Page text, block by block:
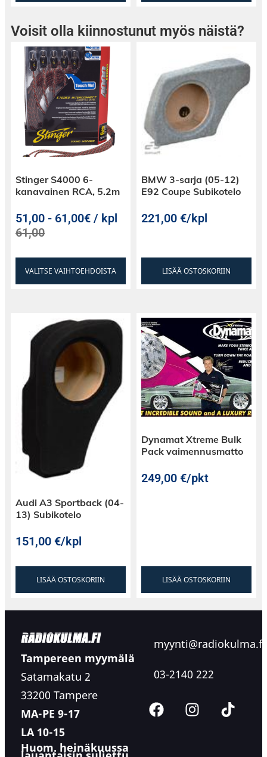
Voisit olla kiinnostunut myös näistä?
Stinger S4000 6-
kanavainen RCA, 5.2m
51,00 - 61,00€ / kpl
61,00
VALITSE VAIHTOEHDOISTA
BMW 3-sarja (05-12)
E92 Coupe Subikotelo
221,00€/kpl
LISÄÄ OSTOSKORIIN
Audi A3 Sportback (04-
13) Subikotelo
151,00€/kpl
LISÄÄ OSTOSKORIIN
Dynamat Xtreme Bulk
Pack vaimennusmatto
249,00€/pkt
LISÄÄ OSTOSKORIIN
Tampereen myymälä
Satamakatu 2
33200 Tampere
MA-PE 9-17
LA 10-15
Huom. heinäkuussa
myynti@radiokulma.fi
03-2140 222